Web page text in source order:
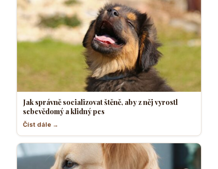
Jak správně socializovat štěně, aby z něj vyrostl
sebevědomý a klidný pes
Číst dále →